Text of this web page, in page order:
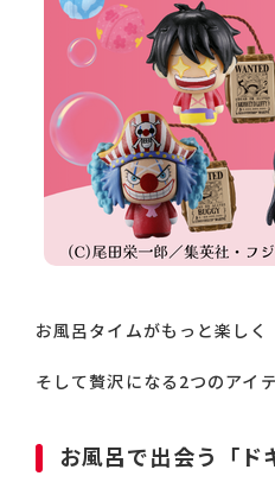
お風呂タイムがもっと楽しく
そして贅沢になる2つのアイ
お風呂で出会う「ド